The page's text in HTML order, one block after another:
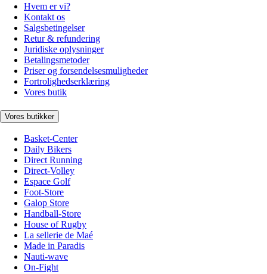
Hvem er vi?
Kontakt os
Salgsbetingelser
Retur & refundering
Juridiske oplysninger
Betalingsmetoder
Priser og forsendelsesmuligheder
Fortrolighedserklæring
Vores butik
Vores butikker
Basket-Center
Daily Bikers
Direct Running
Direct-Volley
Espace Golf
Foot-Store
Galop Store
Handball-Store
House of Rugby
La sellerie de Maé
Made in Paradis
Nauti-wave
On-Fight